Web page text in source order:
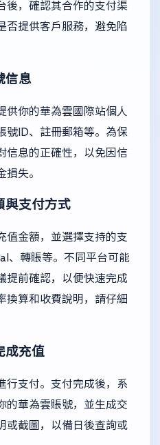
後，確認其合作的支付渠
否提供客戶服務，避免陷
信息
供你的華為雲國際站個人
號ID、註冊郵箱等。為保
信息的正確性，以免因信
損失。
與支付方式
值金額，並選擇支持的支
、轉賬等。不同平台可能
提前確認，以便快速完成
換算和收費說明，請仔細
成充值
行支付。支付完成後，系
的華為雲賬號，並生成交
或截圖，以備日後查詢或